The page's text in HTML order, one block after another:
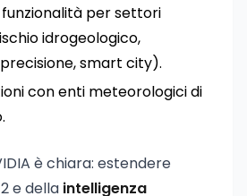
funzionalità per settori
idrogeologico,
smart city).
con enti meteorologici di
è chiara: estendere
e della intelligenza